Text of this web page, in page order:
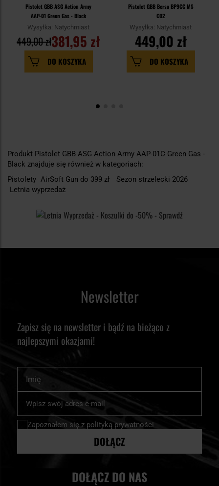
Pistolet GBB ASG Action Army
AAP-01 Green Gas - Black
Wysyłka: Natychmiast
381,95 zł
449,00 zł
DO KOSZYKA
Pistolet GBB Bersa BP9CC MS
CO2
Wysyłka: Natychmiast
449,00 zł
DO KOSZYKA
Produkt Pistolet GBB ASG Action Army AAP-01C Green Gas -
Black znajduje się również w kategoriach:
Pistolety AirSoft Gun do 399 zł
Sezon strzelecki 2026
Letnia wyprzedaż
Newsletter
Zapisz się na newsletter i bądź na bieżąco z
najlepszymi okazjami!
nasz
newsletter:
Zapoznałem się z polityką prywatności
DOŁĄCZ
DOŁĄCZ DO NAS